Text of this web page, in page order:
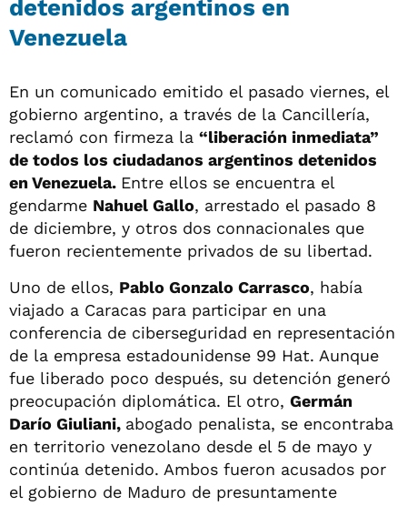
detenidos argentinos en
Venezuela
En un comunicado emitido el pasado viernes, el
gobierno argentino, a través de la Cancillería,
reclamó con firmeza la “liberación inmediata”
de todos los ciudadanos argentinos detenidos
en Venezuela. Entre ellos se encuentra el
gendarme Nahuel Gallo, arrestado el pasado 8
de diciembre, y otros dos connacionales que
fueron recientemente privados de su libertad.
Uno de ellos, Pablo Gonzalo Carrasco, había
viajado a Caracas para participar en una
conferencia de ciberseguridad en representación
de la empresa estadounidense 99 Hat. Aunque
fue liberado poco después, su detención generó
preocupación diplomática. El otro, Germán
Darío Giuliani, abogado penalista, se encontraba
en territorio venezolano desde el 5 de mayo y
continúa detenido. Ambos fueron acusados por
el gobierno de Maduro de presuntamente